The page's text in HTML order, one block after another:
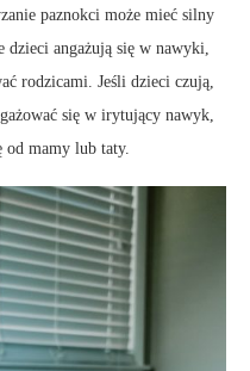
paznokci może mieć silny
dzieci angażują się w nawyki,
rodzicami. Jeśli dzieci czują,
się w irytujący nawyk,
od mamy lub taty.